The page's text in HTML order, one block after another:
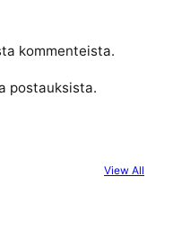
kommenteista.
postauksista.
View All